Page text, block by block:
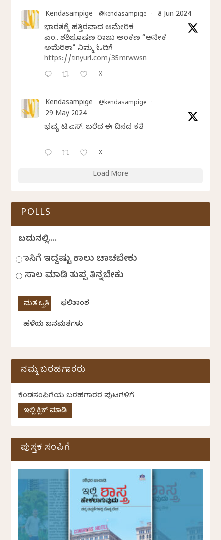
Kendasampige @kendasampige · 8 Jun 2024
ಭಾರತಕ್ಕೆ ಹತ್ತಿರವಾದ ಅಮೇರಿಕ
ಎಂ.ವಿ. ಶಶಿಭೂಷಣ ರಾಜು ಅಂಕಣ “ಅನೇಕ
ಅಮೆರಿಕಾ” ನಿಮ್ಮ ಓದಿಗೆ
https://tinyurl.com/35mrwwsn
X
Kendasampige @kendasampige ·
29 May 2024
ಭವ್ಯ ಟಿ.ಎಸ್. ಬರೆದ ಈ ದಿನದ ಕವಿತೆ
X
Load More
POLLS
ಬದುಕಿನಲ್ಲಿ....
ಹಾಸಿಗೆ ಇದ್ದಷ್ಟು ಕಾಲು ಚಾಚಬೇಕು
ಸಾಲ ಮಾಡಿ ತುಪ್ಪ ತಿನ್ನಬೇಕು
ಫಲಿತಾಂಶ
ಹಳೆಯ ಜನಮತಗಳು
ನಮ್ಮ ಬರಹಗಾರರು
ಕೆಂಡಸಂಪಿಗೆಯ ಬರಹಗಾರರ ಪುಟಗಳಿಗೆ
ಇಲ್ಲಿ ಕ್ಲಿಕ್ ಮಾಡಿ
ಪುಸ್ತಕ ಸಂಪಿಗೆ